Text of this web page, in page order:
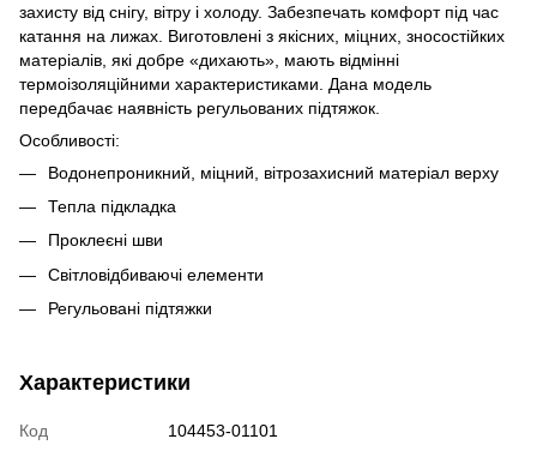
захисту від снігу, вітру і холоду. Забезпечать комфорт під час
катання на лижах. Виготовлені з якісних, міцних, зносостійких
матеріалів, які добре «дихають», мають відмінні
термоізоляційними характеристиками. Дана модель
передбачає наявність регульованих підтяжок.
Особливості:
Водонепроникний, міцний, вітрозахисний матеріал верху
Тепла підкладка
Проклеєні шви
Світловідбиваючі елементи
Регульовані підтяжки
Характеристики
Код
104453-01101